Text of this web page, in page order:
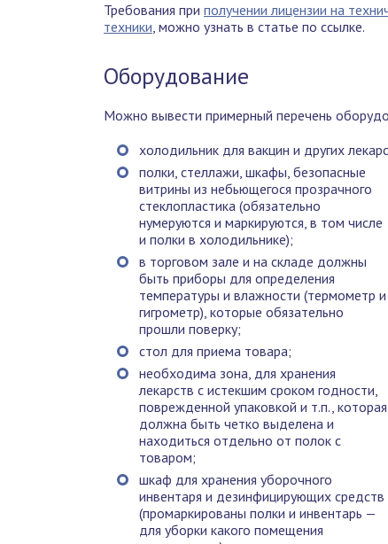
Требования при получении лицензии на
техники, можно узнать в статье по ссылке.
Оборудование
Можно вывести примерный перечень
холодильник для вакцин и других
полки, стеллажи, шкафы, безопасные
витрины из небьющегося прозрачного
стеклопластика (обязательно
нумеруются и маркируются, в том числе
и полки в холодильнике);
в торговом зале и на складе должны
быть приборы для определения
температуры и влажности (термометр и
гигрометр), которые обязательно
прошли поверку;
стол для приема товара;
необходима зона, для хранения
лекарств с истекшим сроком годности,
поврежденной упаковкой и т.п., которая
должна быть четко выделена и
находиться отдельно от полок с
товаром;
шкаф для хранения уборочного
инвентаря и дезинфицирующих средств
(промаркированы полки и инвентарь —
для уборки какого помещения